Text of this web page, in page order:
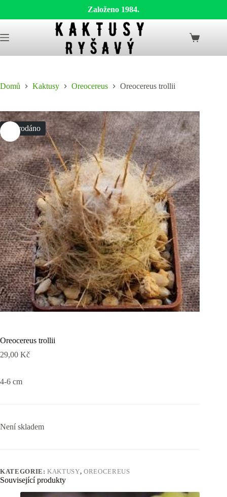
Založeno 1984.
to
content
Shopping
Domů Kaktusy Oreocereus Oreocereus trollii
Vyprodáno
Oreocereus trollii
29,00 Kč
4-6 cm
Není skladem
KATEGORIE:KAKTUSY,OREOCEREUS
Související produkty